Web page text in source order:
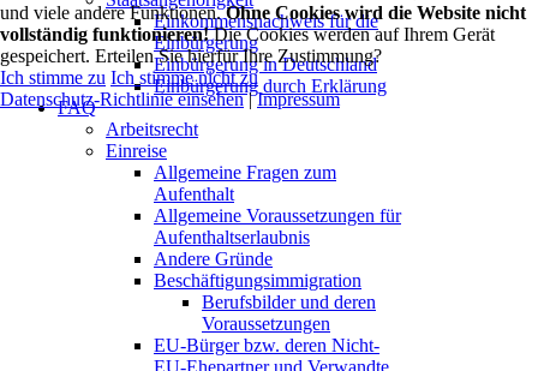
Einkommensnachweis für die
Einbürgerung
Einbürgerung in Deutschland
Einbürgerung durch Erklärung
FAQ
Arbeitsrecht
Einreise
Allgemeine Fragen zum
Aufenthalt
Allgemeine Voraussetzungen für
Aufenthaltserlaubnis
Andere Gründe
Beschäftigungsimmigration
Berufsbilder und deren
Voraussetzungen
EU-Bürger bzw. deren Nicht-
und viele andere Funktionen.Ohne Cookies wird die Website nicht
vollständig funktionieren!Die Cookies werden auf Ihrem Gerät
gespeichert. Erteilen Sie hierfür Ihre Zustimmung?
Ich stimme zu Ich stimme nicht zu
Datenschutz-Richtlinie einsehen|Impressum